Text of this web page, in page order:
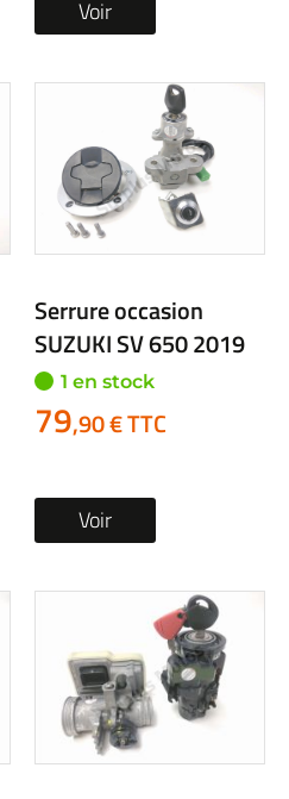
Voir
Serrure occasion
SUZUKI SV 650 2019
1 en stock
79,90 € TTC
Voir